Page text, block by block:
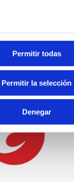
Permitir todas
Permitir la selección
Denegar